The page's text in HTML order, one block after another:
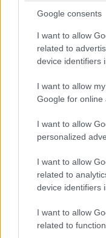
Google consents
I want to allow
related to
device identifiers
I want to allow
Google for online
I want to allow
personalized
I want to allow
related to
device identifiers
I want to allow
related to
ΚΟΙΝΩΝΙΑ